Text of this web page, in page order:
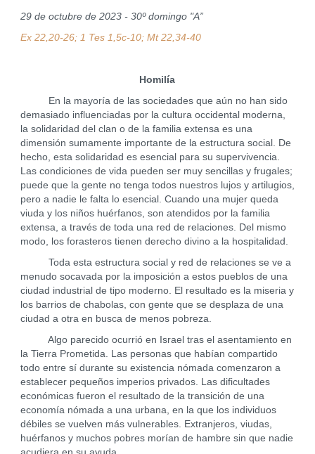
29 de octubre de 2023 - 30º domingo "A”
Ex 22,20-26; 1 Tes 1,5c-10; Mt 22,34-40
Homilía
En la mayoría de las sociedades que aún no han sido
demasiado influenciadas por la cultura occidental moderna,
la solidaridad del clan o de la familia extensa es una
dimensión sumamente importante de la estructura social. De
hecho, esta solidaridad es esencial para su supervivencia.
Las condiciones de vida pueden ser muy sencillas y frugales;
puede que la gente no tenga todos nuestros lujos y artilugios,
pero a nadie le falta lo esencial. Cuando una mujer queda
viuda y los niños huérfanos, son atendidos por la familia
extensa, a través de toda una red de relaciones. Del mismo
modo, los forasteros tienen derecho divino a la hospitalidad.
Toda esta estructura social y red de relaciones se ve a
menudo socavada por la imposición a estos pueblos de una
ciudad industrial de tipo moderno. El resultado es la miseria y
los barrios de chabolas, con gente que se desplaza de una
ciudad a otra en busca de menos pobreza.
Algo parecido ocurrió en Israel tras el asentamiento en
la Tierra Prometida. Las personas que habían compartido
todo entre sí durante su existencia nómada comenzaron a
establecer pequeños imperios privados. Las dificultades
económicas fueron el resultado de la transición de una
economía nómada a una urbana, en la que los individuos
débiles se vuelven más vulnerables. Extranjeros, viudas,
huérfanos y muchos pobres morían de hambre sin que nadie